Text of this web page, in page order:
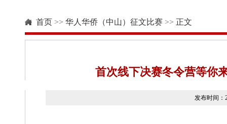
首页 >> 华人华侨（中山）征文比赛 >> 正文
首次线下决赛冬令营等你
发布时间